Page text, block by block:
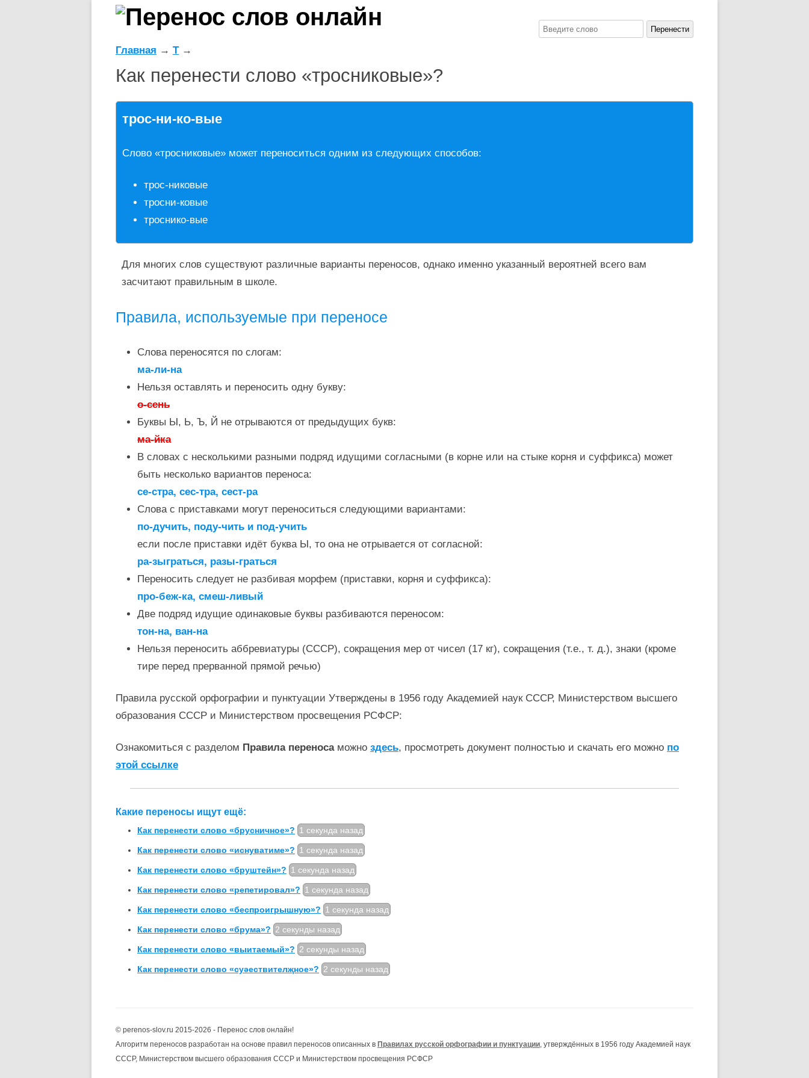
Главная → Т→
Как перенести слово «тросниковые»?
трос-ни-ко-вые
Слово «тросниковые» может переноситься одним из следующих способов:
трос-никовые
тросни-ковые
троснико-вые
Для многих слов существуют различные варианты переносов, однако именно указанный вероятней всего вам
засчитают правильным в школе.
Правила, используемые при переносе
Слова переносятся по слогам:
ма-ли-на
Нельзя оставлять и переносить одну букву:
о-сень
Буквы Ы, Ь, Ъ, Й не отрываются от предыдущих букв:
ма-йка
В словах с несколькими разными подряд идущими согласными (в корне или на стыке корня и суффикса) может
быть несколько вариантов переноса:
се-стра, сес-тра, сест-ра
Слова с приставками могут переноситься следующими вариантами:
по-дучить, поду-чить и под-учить
если после приставки идёт буква Ы, то она не отрывается от согласной:
ра-зыграться, разы-граться
Переносить следует не разбивая морфем (приставки, корня и суффикса):
про-беж-ка, смеш-ливый
Две подряд идущие одинаковые буквы разбиваются переносом:
тон-на, ван-на
Нельзя переносить аббревиатуры (СССР), сокращения мер от чисел (17 кг), сокращения (т.е., т. д.), знаки (кроме
тире перед прерванной прямой речью)
Правила русской орфографии и пунктуации Утверждены в 1956 году Академией наук СССР, Министерством высшего
образования СССР и Министерством просвещения РСФСР:
Ознакомиться с разделом Правила переносаможно здесь, просмотреть документ полностью и скачать его можно по
этой ссылке
Какие переносы ищут ещё:
Как перенести слово «брусничное»? 1 секунда назад
Как перенести слово «иснуватиме»? 1 секунда назад
Как перенести слово «бруштейн»? 1 секунда назад
Как перенести слово «репетировал»? 1 секунда назад
Как перенести слово «беспроигрышную»? 1 секунда назад
Как перенести слово «брума»? 2 секунды назад
Как перенести слово «выитаемый»? 2 секунды назад
Как перенести слово «суәествителҗное»? 2 секунды назад
© perenos-slov.ru 2015-2026 - Перенос слов онлайн!
Алгоритм переносов разработан на основе правил переносов описанных в Правилах русской орфографии и пунктуации , утверждённых в 1956 году Академией наук
СССР, Министерством высшего образования СССР и Министерством просвещения РСФСР